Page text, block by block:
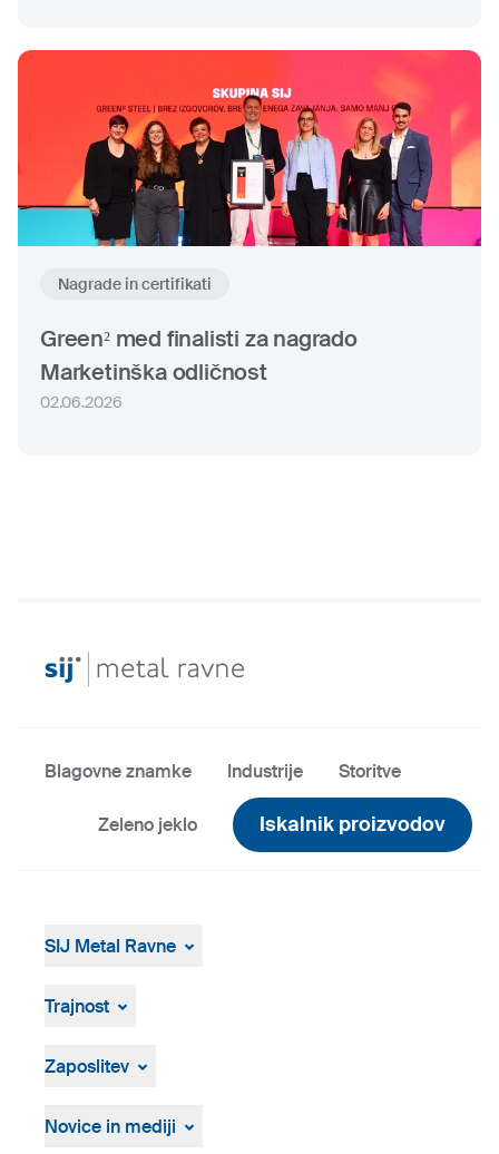
Nagrade in certifikati
Green² med finalisti za nagrado
Marketinška odličnost
02.06.2026
Blagovne znamke Industrije Storitve
Zeleno jeklo Iskalnik proizvodov
SIJ Metal Ravne
Skupina SIJ
Proizvodnja in tehnologija
Osebna izkaznica
Trajnost
ResponsibleSteel
Zaposlitev
Postopek zaposlovanja
Novice in mediji